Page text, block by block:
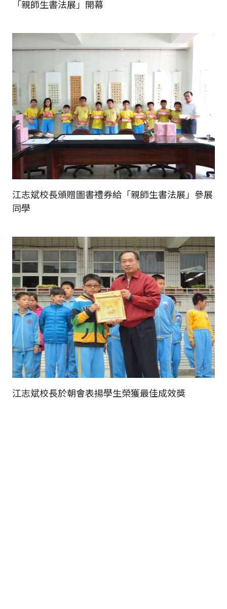
「親師生書法展」開幕
江志斌校長頒贈圖書禮券給「親師生書法展」參展
同學
江志斌校長於朝會表揚學生榮獲最佳成效獎